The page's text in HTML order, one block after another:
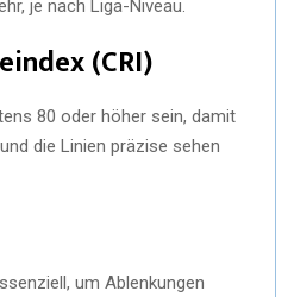
je nach Liga-Niveau.
(CRI)
80 oder höher sein, damit
die Linien präzise sehen
um Ablenkungen